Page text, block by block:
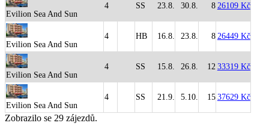
Evilion Sea And Sun
4 SS 23.8. 30.8. 8 26109 Kč
Evilion Sea And Sun
4 HB 16.8. 23.8. 8 26449 Kč
Evilion Sea And Sun
4 SS 15.8. 26.8. 12 33319 Kč
Evilion Sea And Sun
4 SS 21.9. 5.10. 15 37629 Kč
Zobrazilo se 29 zájezdů.